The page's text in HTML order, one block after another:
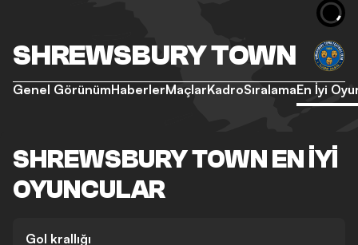
SHREWSBURY TOWN
Genel GörünümHaberlerMaçlarKadroSıralamaEn İyi
SHREWSBURY TOWN EN İYI
OYUNCULAR
Gol krallığı